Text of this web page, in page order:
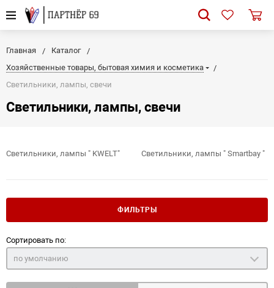
Главная
Каталог
Хозяйственные товары, бытовая химия и косметика
Светильники, лампы, свечи
Светильники, лампы, свечи
Светильники, лампы " KWELT" Светильники, лампы " Smartbay "
ФИЛЬТРЫ
Сортировать по:
по умолчанию